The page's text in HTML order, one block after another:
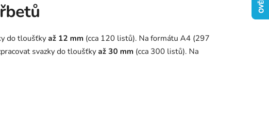
do tloušťkyaž 12 mm (cca 120 listů). Na formátu A4 (297
svazky do tloušťkyaž30 mm (cca 300 listů). Na